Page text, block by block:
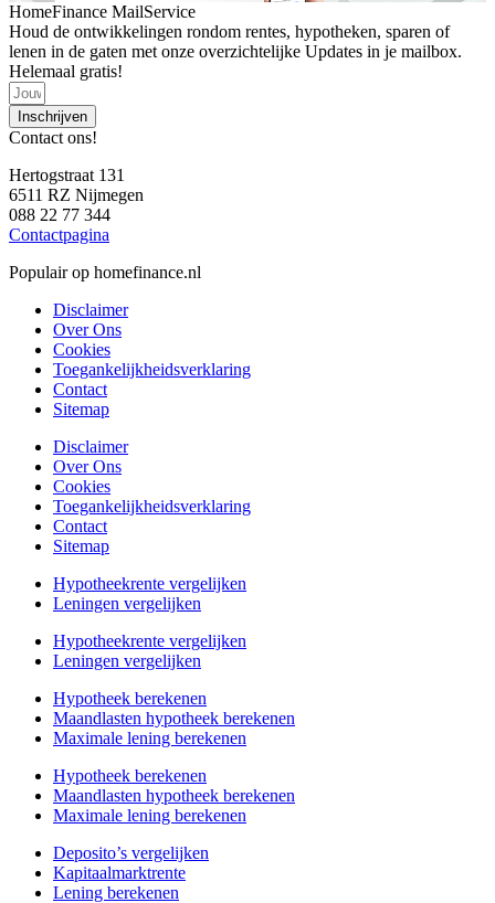
HomeFinance MailService
Houd de ontwikkelingen rondom rentes, hypotheken, sparen of
lenen in de gaten met onze overzichtelijke Updates in je mailbox.
Helemaal gratis!
Inschrijven
Contact ons!
Hertogstraat 131
6511 RZ Nijmegen
088 22 77 344
Contactpagina
Populair op homefinance.nl
Disclaimer
Over Ons
Cookies
Toegankelijkheidsverklaring
Contact
Sitemap
Disclaimer
Over Ons
Cookies
Toegankelijkheidsverklaring
Contact
Sitemap
Hypotheekrente vergelijken
Leningen vergelijken
Hypotheekrente vergelijken
Leningen vergelijken
Hypotheek berekenen
Maandlasten hypotheek berekenen
Maximale lening berekenen
Hypotheek berekenen
Maandlasten hypotheek berekenen
Maximale lening berekenen
Deposito’s vergelijken
Kapitaalmarktrente
Lening berekenen